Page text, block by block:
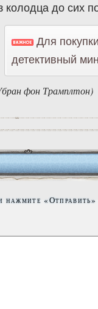
колодца до сих
Для
детективный
фон Трамплтон)
«Отправить»